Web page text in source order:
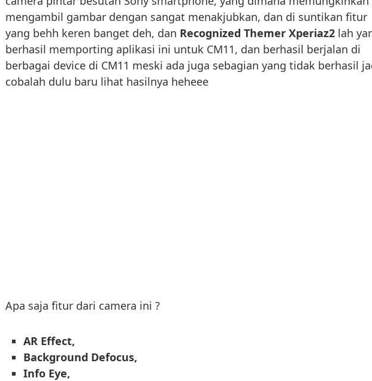
mengambil gambar dengan sangat menakjubkan, dan di suntikan fitur
yang behh keren banget deh, dan Recognized Themer Xperiaz2 lah
berhasil memporting aplikasi ini untuk CM11, dan berhasil berjalan di
berbagai device di CM11 meski ada juga sebagian yang tidak berhasil
cobalah dulu baru lihat hasilnya heheee
Apa saja fitur dari camera ini ?
AR Effect,
Background Defocus,
Info Eye,